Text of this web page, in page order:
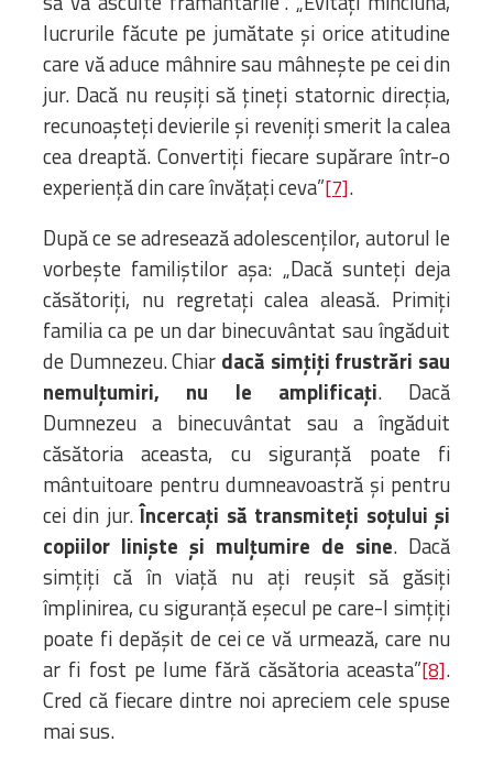
lucrurile făcute pe jumătate și orice atitudine
care vă aduce mâhnire sau mâhnește pe cei din
jur. Dacă nu reușiți să țineți statornic direcția,
recunoașteți devierile și reveniți smerit la calea
cea dreaptă. Convertiți fiecare supărare într-o
experiență din care învățați ceva”[7].
După ce se adresează adolescenților, autorul le
vorbește familiștilor așa: „Dacă sunteți deja
căsătoriți, nu regretați calea aleasă. Primiți
familia ca pe un dar binecuvântat sau îngăduit
de Dumnezeu. Chiar dacă simțiți frustrări sau
nemulțumiri, nu le amplificați. Dacă
Dumnezeu a binecuvântat sau a îngăduit
căsătoria aceasta, cu siguranță poate fi
mântuitoare pentru dumneavoastră și pentru
cei din jur.Încercați să transmiteți soțului și
copiilor liniște și mulțumire de sine. Dacă
simțiți că în viață nu ați reușit să găsiți
împlinirea, cu siguranță eșecul pe care-l simțiți
poate fi depășit de cei ce vă urmează, care nu
ar fi fost pe lume fără căsătoria aceasta”[8].
Cred că fiecare dintre noi apreciem cele spuse
mai sus.